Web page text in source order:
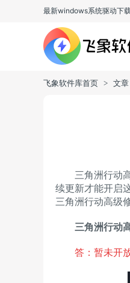
最新windows系统驱动下
飞象软件库首页 > 文章
三角洲行动高
续更新才能开启
三角洲行动高级
三角洲行动
答：暂未开